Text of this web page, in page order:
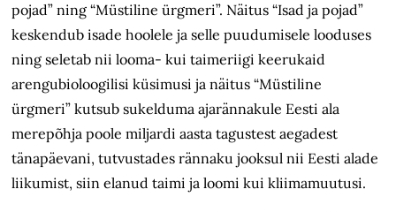
pojad” ning “Müstiline ürgmeri”. Näitus “Isad ja pojad”
keskendub isade hoolele ja selle puudumisele looduses
ning seletab nii looma- kui taimeriigi keerukaid
arengubioloogilisi küsimusi ja näitus “Müstiline
ürgmeri” kutsub sukelduma ajarännakule Eesti ala
merepõhja poole miljardi aasta tagustest aegadest
tänapäevani, tutvustades rännaku jooksul nii Eesti alade
liikumist, siin elanud taimi ja loomi kui kliimamuutusi.